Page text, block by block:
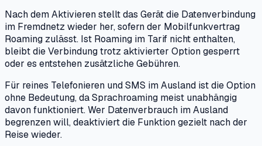
Nach dem Aktivieren stellt das Gerät die Datenverbindung
im Fremdnetz wieder her, sofern der Mobilfunkvertrag
Roaming zulässt. Ist Roaming im Tarif nicht enthalten,
bleibt die Verbindung trotz aktivierter Option gesperrt
oder es entstehen zusätzliche Gebühren.
Für reines Telefonieren und SMS im Ausland ist die Option
ohne Bedeutung, da Sprachroaming meist unabhängig
davon funktioniert. Wer Datenverbrauch im Ausland
begrenzen will, deaktiviert die Funktion gezielt nach der
Reise wieder.